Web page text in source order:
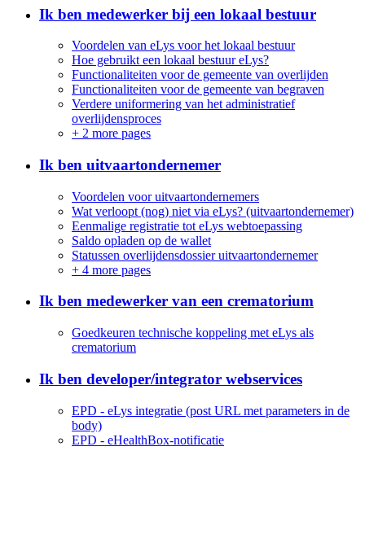
Ik ben medewerker bij een lokaal bestuur
Voordelen van eLys voor het lokaal bestuur
Hoe gebruikt een lokaal bestuur eLys?
Functionaliteiten voor de gemeente van overlijden
Functionaliteiten voor de gemeente van begraven
Verdere uniformering van het administratief
overlijdensproces
+ 2 more pages
Ik ben uitvaartondernemer
Voordelen voor uitvaartondernemers
Wat verloopt (nog) niet via eLys? (uitvaartondernemer)
Eenmalige registratie tot eLys webtoepassing
Saldo opladen op de wallet
Statussen overlijdensdossier uitvaartondernemer
+ 4 more pages
Ik ben medewerker van een crematorium
Goedkeuren technische koppeling met eLys als
crematorium
Ik ben developer/integrator webservices
EPD - eLys integratie (post URL met parameters in de
body)
EPD - eHealthBox-notificatie